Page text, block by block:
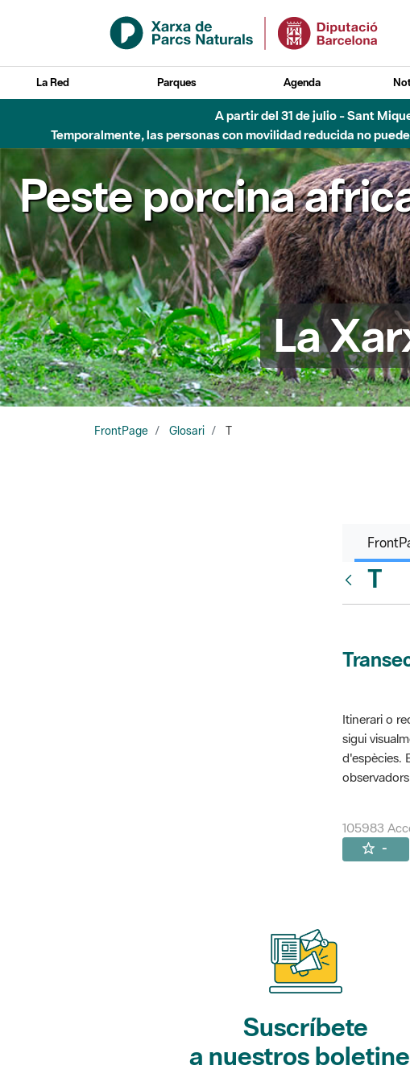
Saltar al contenido principal
La Red Parques Agenda
A partir del 31 de julio - Sant
Temporalmente, las personas con movilidad reducida no
Peste porcina
La
FrontPage Glosari T
T
Itinerari o
sigui
d'espècies.
105983
-
Suscríbete
a nuestros